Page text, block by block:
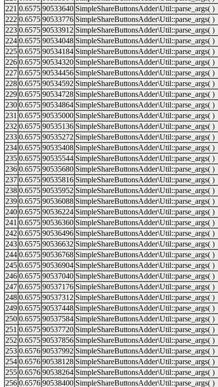
221 0.6575 90533640 SimpleShareButtonsAdder\Util::parse_args( )
222 0.6575 90533776 SimpleShareButtonsAdder\Util::parse_args( )
223 0.6575 90533912 SimpleShareButtonsAdder\Util::parse_args( )
224 0.6575 90534048 SimpleShareButtonsAdder\Util::parse_args( )
225 0.6575 90534184 SimpleShareButtonsAdder\Util::parse_args( )
226 0.6575 90534320 SimpleShareButtonsAdder\Util::parse_args( )
227 0.6575 90534456 SimpleShareButtonsAdder\Util::parse_args( )
228 0.6575 90534592 SimpleShareButtonsAdder\Util::parse_args( )
229 0.6575 90534728 SimpleShareButtonsAdder\Util::parse_args( )
230 0.6575 90534864 SimpleShareButtonsAdder\Util::parse_args( )
231 0.6575 90535000 SimpleShareButtonsAdder\Util::parse_args( )
232 0.6575 90535136 SimpleShareButtonsAdder\Util::parse_args( )
233 0.6575 90535272 SimpleShareButtonsAdder\Util::parse_args( )
234 0.6575 90535408 SimpleShareButtonsAdder\Util::parse_args( )
235 0.6575 90535544 SimpleShareButtonsAdder\Util::parse_args( )
236 0.6575 90535680 SimpleShareButtonsAdder\Util::parse_args( )
237 0.6575 90535816 SimpleShareButtonsAdder\Util::parse_args( )
238 0.6575 90535952 SimpleShareButtonsAdder\Util::parse_args( )
239 0.6575 90536088 SimpleShareButtonsAdder\Util::parse_args( )
240 0.6575 90536224 SimpleShareButtonsAdder\Util::parse_args( )
241 0.6575 90536360 SimpleShareButtonsAdder\Util::parse_args( )
242 0.6575 90536496 SimpleShareButtonsAdder\Util::parse_args( )
243 0.6575 90536632 SimpleShareButtonsAdder\Util::parse_args( )
244 0.6575 90536768 SimpleShareButtonsAdder\Util::parse_args( )
245 0.6575 90536904 SimpleShareButtonsAdder\Util::parse_args( )
246 0.6575 90537040 SimpleShareButtonsAdder\Util::parse_args( )
247 0.6575 90537176 SimpleShareButtonsAdder\Util::parse_args( )
248 0.6575 90537312 SimpleShareButtonsAdder\Util::parse_args( )
249 0.6575 90537448 SimpleShareButtonsAdder\Util::parse_args( )
250 0.6575 90537584 SimpleShareButtonsAdder\Util::parse_args( )
251 0.6575 90537720 SimpleShareButtonsAdder\Util::parse_args( )
252 0.6575 90537856 SimpleShareButtonsAdder\Util::parse_args( )
253 0.6576 90537992 SimpleShareButtonsAdder\Util::parse_args( )
254 0.6576 90538128 SimpleShareButtonsAdder\Util::parse_args( )
255 0.6576 90538264 SimpleShareButtonsAdder\Util::parse_args( )
256 0.6576 90538400 SimpleShareButtonsAdder\Util::parse_args( )